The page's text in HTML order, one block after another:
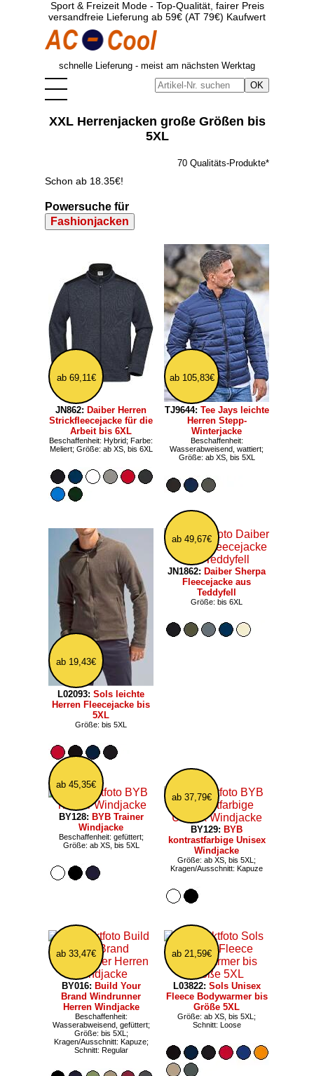
Sport & Freizeit Mode - Top-Qualität, fairer Preis
versandfreie Lieferung ab 59€ (AT 79€) Kaufwert
schnelle Lieferung - meist am nächsten Werktag
XXL Herrenjacken große Größen bis
5XL
70 Qualitäts-Produkte*
Schon ab 18.35€!
Powersuche für
Fashionjacken
ab 69,11€
JN862: Daiber Herren
Strickfleecejacke für die
Arbeit bis 6XL
Beschaffenheit: Hybrid; Farbe:
Meliert; Größe: ab XS, bis 6XL
ab 105,83€
TJ9644: Tee Jays leichte
Herren Stepp-
Winterjacke
Beschaffenheit:
Wasserabweisend, wattiert;
Größe: ab XS, bis 5XL
ab 19,43€
L02093: Sols leichte
Herren Fleecejacke bis
5XL
Größe: bis 5XL
ab 49,67€
JN1862: Daiber Sherpa
Fleecejacke aus
Teddyfell
Größe: bis 6XL
ab 45,35€
BY128: BYB Trainer
Windjacke
Beschaffenheit: gefüttert;
Größe: ab XS, bis 5XL
ab 37,79€
BY129: BYB
kontrastfarbige Unisex
Windjacke
Größe: ab XS, bis 5XL;
Kragen/Ausschnitt: Kapuze
ab 33,47€
BY016: Build Your
Brand Windrunner
Herren Windjacke
Beschaffenheit:
Wasserabweisend, gefüttert;
Größe: bis 5XL;
Kragen/Ausschnitt: Kapuze;
Schnitt: Regular
ab 21,59€
L03822: Sols Unisex
Fleece Bodywarmer bis
Größe 5XL
Größe: ab XS, bis 5XL;
Schnitt: Loose